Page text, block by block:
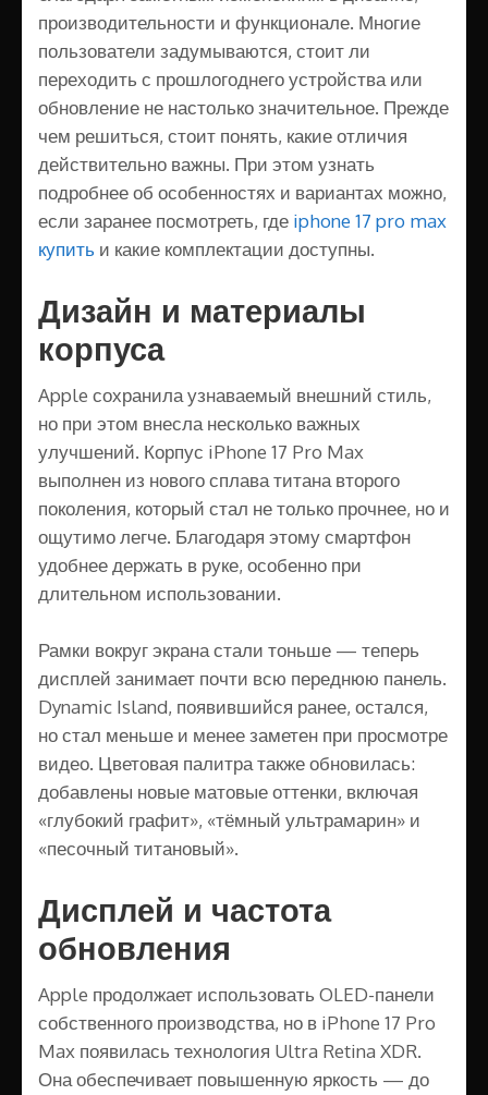
производительности и функционале. Многие
пользователи задумываются, стоит ли
переходить с прошлогоднего устройства или
обновление не настолько значительное. Прежде
чем решиться, стоит понять, какие отличия
действительно важны. При этом узнать
подробнее об особенностях и вариантах можно,
если заранее посмотреть, где iphone 17 pro max
купить и какие комплектации доступны.
Дизайн и материалы
корпуса
Apple сохранила узнаваемый внешний стиль,
но при этом внесла несколько важных
улучшений. Корпус iPhone 17 Pro Max
выполнен из нового сплава титана второго
поколения, который стал не только прочнее, но и
ощутимо легче. Благодаря этому смартфон
удобнее держать в руке, особенно при
длительном использовании.
Рамки вокруг экрана стали тоньше — теперь
дисплей занимает почти всю переднюю панель.
Dynamic Island, появившийся ранее, остался,
но стал меньше и менее заметен при просмотре
видео. Цветовая палитра также обновилась:
добавлены новые матовые оттенки, включая
«глубокий графит», «тёмный ультрамарин» и
«песочный титановый».
Дисплей и частота
обновления
Apple продолжает использовать OLED-панели
собственного производства, но в iPhone 17 Pro
Max появилась технология Ultra Retina XDR.
Она обеспечивает повышенную яркость — до